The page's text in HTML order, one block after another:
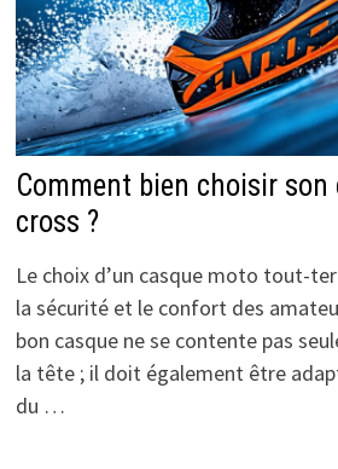
Comment bien choisir son
cross ?
Le choix d’un casque moto tout-
la sécurité et le confort des
bon casque ne se contente pas
la tête ; il doit également être
du …